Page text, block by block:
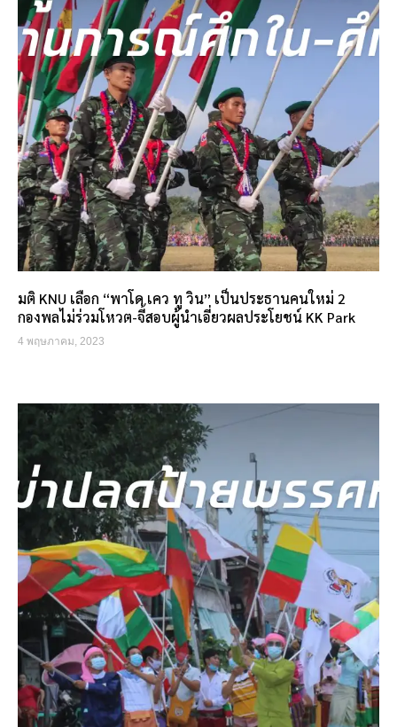
มติ KNU เลือก “พาโด เคว ทู วิน” เป็นประธานคนใหม่ 2
กองพลไม่ร่วมโหวต-จี้สอบผู้นำเอี่ยวผลประโยชน์ KK Park
4 พฤษภาคม, 2023